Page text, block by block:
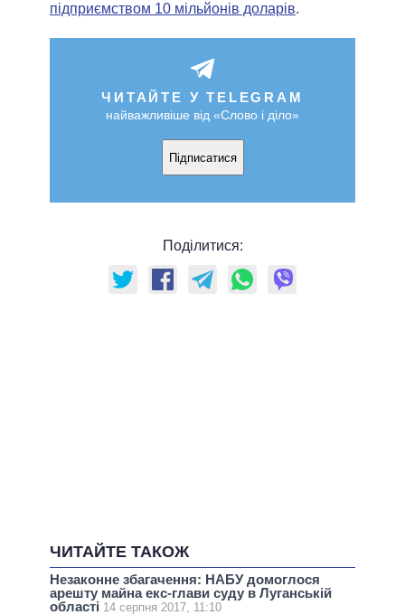
підприємством 10 мільйонів доларів.
ЧИТАЙТЕ У TELEGRAM
найважливіше від «Слово і діло»
Підписатися
Поділитися:
ЧИТАЙТЕ ТАКОЖ
Незаконне збагачення: НАБУ домоглося
арешту майна екс-глави суду в Луганській
області 14 серпня 2017, 11:10